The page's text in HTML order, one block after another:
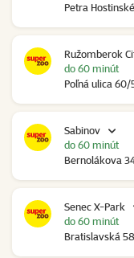
Petra
Ružomberok
Poľná ulica 60/
do 60 minút
Sabinov
Bernolákova
do 60 minút
Senec X-Park
Bratislavská
do 60 minút